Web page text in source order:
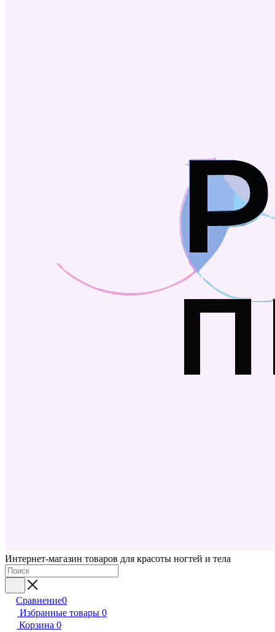
Интернет-магазин товаров для красоты ногтей и тела
Сравнение0
Избранные товары 0
Корзина 0